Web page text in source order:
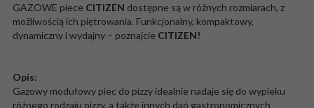
GAZOWE piece CITIZEN dostępne są w różnych rozmiarach, z
możliwością ich piętrowania. Funkcjonalny, kompaktowy,
dynamiczny i wydajny – poznajcie CITIZEN!
Opis:
Gazowy modułowy piec do pizzy idealnie nadaje się do wypieku
różnego rodzaju pizzy, a także innych dań gastronomicznych